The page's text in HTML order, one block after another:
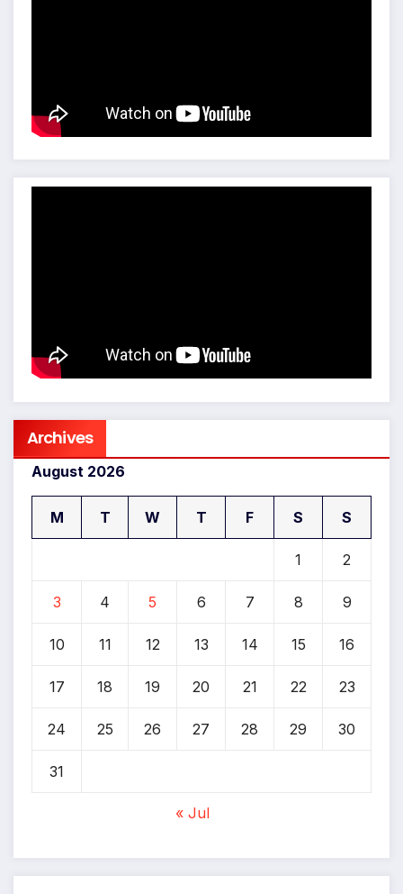
Archives
August 2026
M T W T F S S
1 2
3 4 5 6 7 8 9
10 11 12 13 14 15 16
17 18 19 20 21 22 23
24 25 26 27 28 29 30
31
« Jul